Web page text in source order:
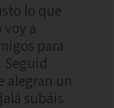
lo que
voy a
para
Seguid
alegran un
subáis